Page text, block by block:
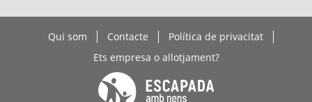
Qui som Contacte
Política de privacitat
Ets empresa o allotjament?